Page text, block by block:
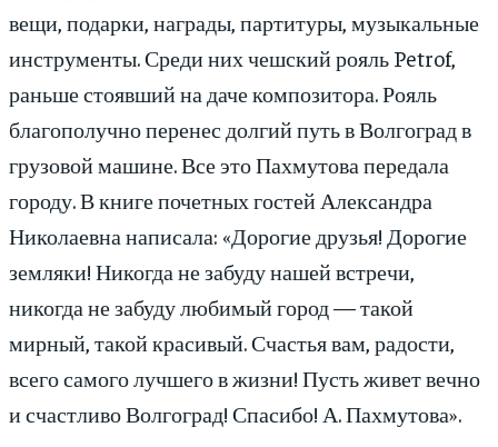
вещи, подарки, награды, партитуры, музыкальные
инструменты. Среди них чешский рояль Petrof,
раньше стоявший на даче композитора. Рояль
благополучно перенес долгий путь в Волгоград в
грузовой машине. Все это Пахмутова передала
городу. В книге почетных гостей Александра
Николаевна написала: «Дорогие друзья! Дорогие
земляки! Никогда не забуду нашей встречи,
никогда не забуду любимый город — такой
мирный, такой красивый. Счастья вам, радости,
всего самого лучшего в жизни! Пусть живет вечно
и счастливо Волгоград! Спасибо! А. Пахмутова».